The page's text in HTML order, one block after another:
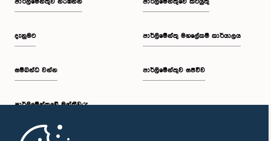
පාර්ලි‌මේන්තුව නරඹන්න
දැනුමට
සම්බන්ධ වන්න
පාර්ලි‌මේන්තුවේ මන්ත්‍රීවරු
මුල් පිටුව
පාර්ලිමේන්තුවේ කටයුතු
පාර්ලිමේන්තු මහලේකම් කාර්යාලය
පාර්ලිමේන්තුව සජීවීව